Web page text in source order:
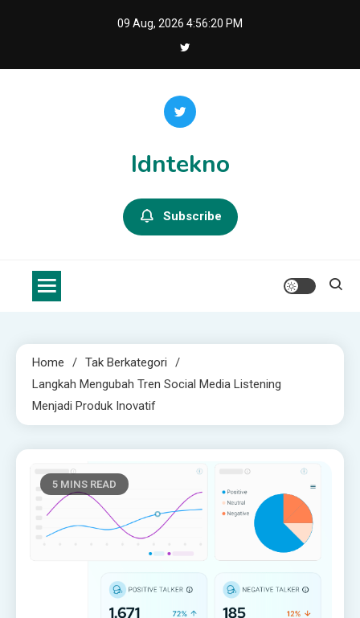
09 Aug, 2026 4:56:21 PM
Idntekno
Subscribe
Home
Tak Berkategori
Langkah Mengubah Tren Social Media Listening
Menjadi Produk Inovatif
5 MINS READ